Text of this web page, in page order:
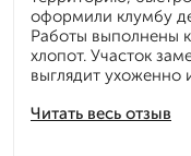
Читать весь отзыв
оформили клумбу
Работы выполнены
хлопот. Участок
выглядит ухоженно